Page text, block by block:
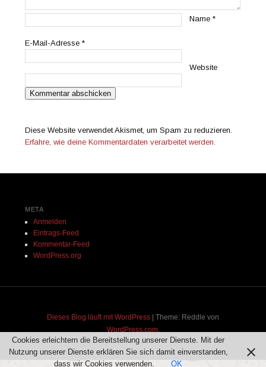
Name*
E-Mail-Adresse*
Website
Diese Website verwendet Akismet, um Spam zu reduzieren.
Erfahre, wie deine Kommentardaten verarbeitet werden.
META
Anmelden
Eintrags-Feed
Kommentar-Feed
WordPress.org
Dieses Blog läuft mit WordPress | Theme: Reddle von
WordPress.com.
Cookies erleichtern die Bereitstellung unserer Dienste. Mit der
Nutzung unserer Dienste erklären Sie sich damit einverstanden,
dass wir Cookies verwenden.
OK